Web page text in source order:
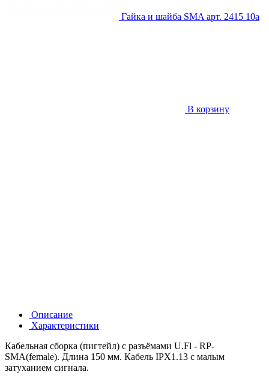
Гайка и шайба SMA арт. 2415 10a
В корзину
Описание
Характеристики
Кабельная сборка (пигтейл) с разъёмами U.Fl - RP-
SMA(female). Длина 150 мм. Кабель IPX1.13 с малым
затуханием сигнала.